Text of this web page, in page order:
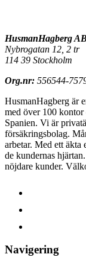
HusmanHagberg AB
Nybrogatan 12, 2 tr
114 39 Stockholm
Org.nr: 556544-
HusmanHagberg är
med över 100 kontor
Spanien. Vi är
försäkringsbolag.
arbetar. Med ett äkta
de kundernas
nöjdare kunder.
Navigering